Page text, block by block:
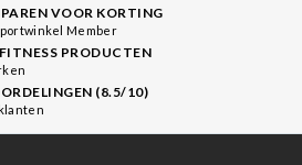
VOOR KORTING
Member
PRODUCTEN
(8.5/10)